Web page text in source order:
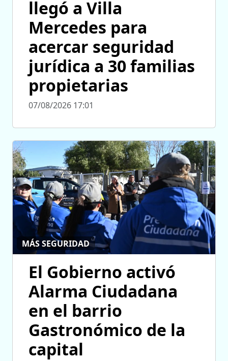
llegó a Villa
Mercedes para
acercar seguridad
jurídica a 30 familias
propietarias
07/08/2026 17:01
MÁS SEGURIDAD
El Gobierno activó
Alarma Ciudadana
en el barrio
Gastronómico de la
capital